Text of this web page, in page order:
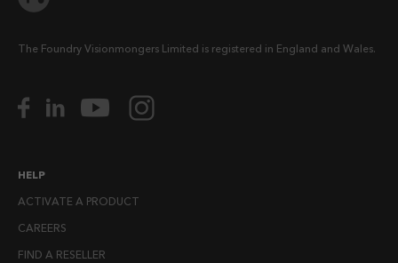
The Foundry Visionmongers Limited is registered in England and Wales.
HELP
ACTIVATE A PRODUCT
CAREERS
FIND A RESELLER